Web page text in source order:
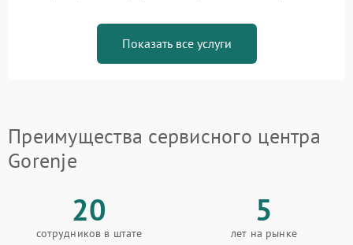
Показать все услуги
Преимущества сервисного центра
Gorenje
20
сотрудников в штате
5
лет на рынке